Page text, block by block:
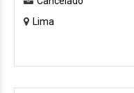
Lima